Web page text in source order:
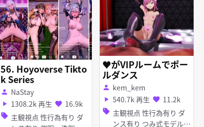
飾品 アヘ顔
56. Hoyoverse Tikto
k Series
person NaStay
play_arrow 1308.2k 再生 favorite 16.9k
sell 主観視点 性行為有り ダ
♥がVIPルームでポー
ルダンス
person kem_kem
play_arrow 540.7k 再生 favorite 11.2k
sell 主観視点 性行為有り ダ
ンス有り つみ式モデル